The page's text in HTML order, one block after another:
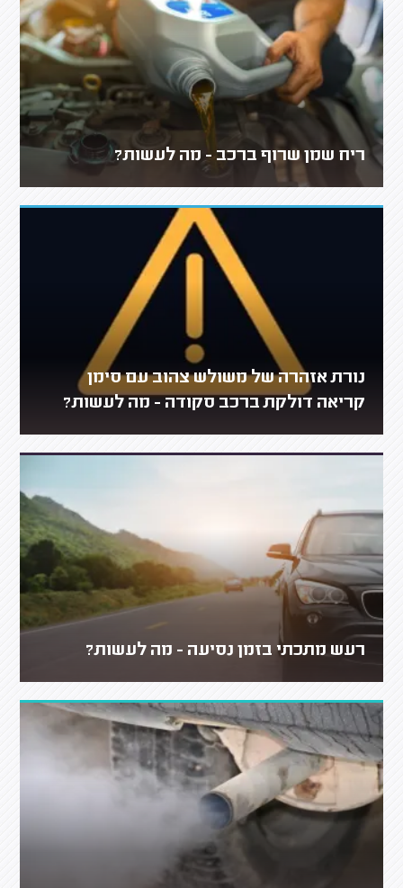
ריח שמן שרוף ברכב - מה לעשות?
נורת אזהרה של משולש צהוב עם סימן
קריאה דולקת ברכב סקודה - מה לעשות?
רעש מתכתי בזמן נסיעה - מה לעשות?